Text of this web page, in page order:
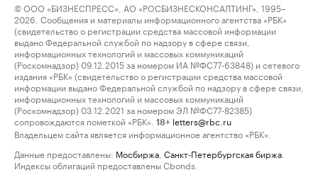
© ООО «БИЗНЕСПРЕСС», АО «РОСБИЗНЕСКОНСАЛТИНГ», 1995–
2026. Сообщения и материалы информационного агентства «РБК»
(свидетельство о регистрации средства массовой информации
выдано Федеральной службой по надзору в сфере связи,
информационных технологий и массовых коммуникаций
(Роскомнадзор) 09.12.2015 за номером ИА №ФС77-63848) и сетевого
издания «РБК» (свидетельство о регистрации средства массовой
информации выдано Федеральной службой по надзору в сфере связи,
информационных технологий и массовых коммуникаций
(Роскомнадзор) 03.12.2021 за номером ЭЛ №ФС77-82385)
сопровождаются пометкой «РБК».
18+ letters@rbc.ru
Владельцем сайта является информационное агентство «РБК».
Данные предоставлены: Мосбиржа Санкт-Петербургская биржа
Индексы облигаций предоставлены Cbonds.